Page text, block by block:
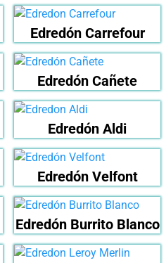
Edredón Carrefour
Edredón Cañete
Edredón Aldi
Edredón Velfont
Edredón Burrito Blanco